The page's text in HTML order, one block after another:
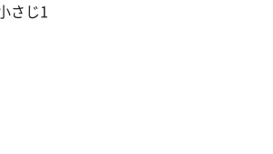
さじ1